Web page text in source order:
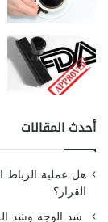
أحدث المقالات
هل عملية الرباط
القرار؟
شد الوجه وشد